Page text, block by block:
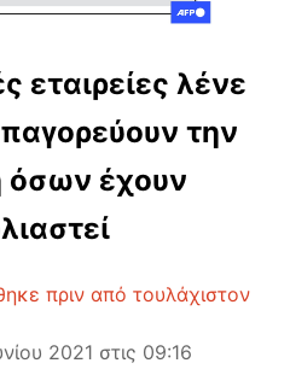
εταιρείες λένε
την
όσων έχουν
πριν από τουλάχιστον
2021 στις 09:16